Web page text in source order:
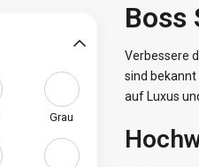
Boss
Verbessere
sind
auf Luxus
Grau